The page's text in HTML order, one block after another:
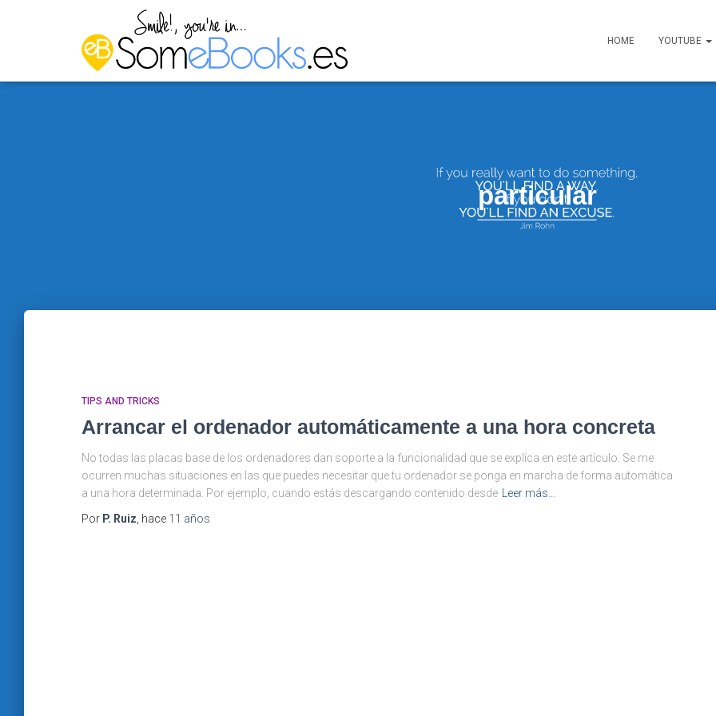
HOME YOUTUBE
particular
TIPS AND TRICKS
Arrancar el ordenador automáticamente a una hora concreta
No todas las placas base de los ordenadores dan soporte a la funcionalidad que se explica en este artículo. Se me
ocurren muchas situaciones en las que puedes necesitar que tu ordenador se ponga en marcha de forma automática
a una hora determinada. Por ejemplo, cuando estás descargando contenido desde
Leer más…
Por P. Ruiz , hace 11 años